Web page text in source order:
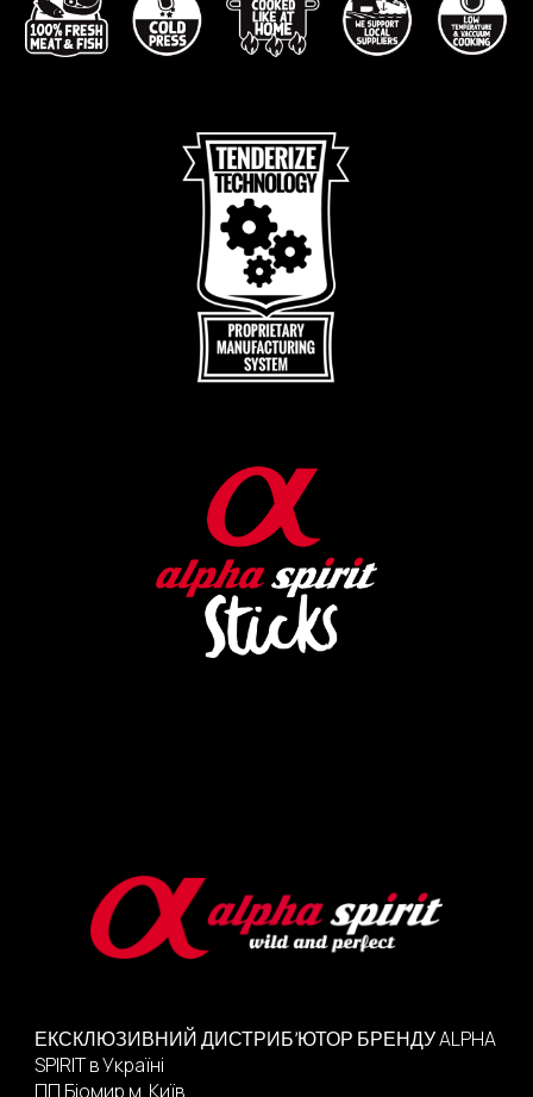
ЕКСКЛЮЗИВНИЙ ДИСТРИБ’ЮТОР БРЕНДУALPHA
SPIRITв Україні
ПП Біомир м. Київ